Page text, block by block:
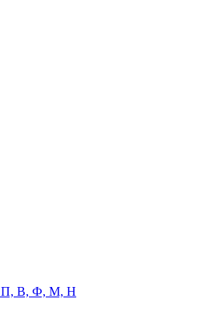
П, В, Ф, М, Н